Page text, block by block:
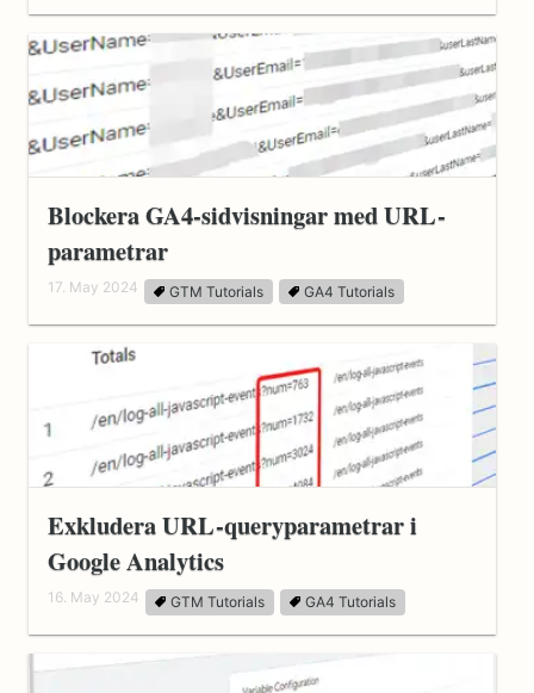
Blockera GA4-sidvisningar med URL-
parametrar
17. May 2024 GTM Tutorials GA4 Tutorials
Exkludera URL-queryparametrar i
Google Analytics
16. May 2024 GTM Tutorials GA4 Tutorials